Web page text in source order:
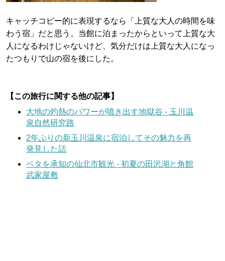
キャッチコピー的に表現するなら「上質な大人の時間を味
わう宿」だと思う。当館に泊まったからといって上質な大
人になるわけじゃないけど、気分だけは上質な大人になっ
たつもりで山の宿を後にした。
【この旅行に関する他の記事】
大地の灼熱のパワーが噴き出す地獄谷 - 玉川温
泉自然研究路
2年ぶりの新玉川温泉に宿泊してその魅力を再
発見した話
ベタを承知の仙北市観光 - 初夏の田沢湖と角館
武家屋敷